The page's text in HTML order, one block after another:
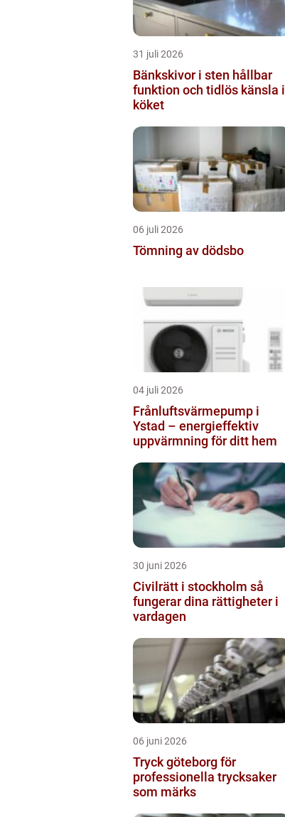
31 juli 2026
Bänkskivor i sten hållbar
funktion och tidlös känsla i
köket
06 juli 2026
Tömning av dödsbo
04 juli 2026
Frånluftsvärmepump i
Ystad – energieffektiv
uppvärmning för ditt hem
30 juni 2026
Civilrätt i stockholm så
fungerar dina rättigheter i
vardagen
06 juni 2026
Tryck göteborg för
professionella trycksaker
som märks